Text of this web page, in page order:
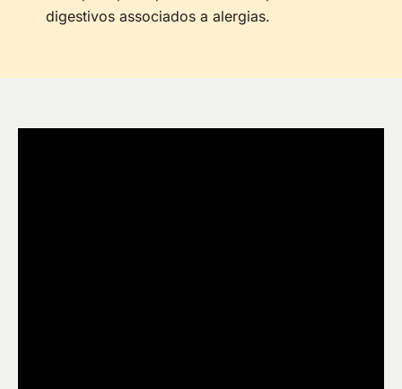
digestivos associados a alergias.